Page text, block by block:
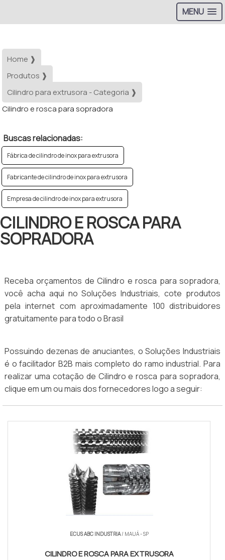
MENU
Home ❱
Produtos ❱
Cilindro para extrusora - Categoria ❱
Cilindro e rosca para sopradora
Buscas relacionadas:
Fábrica de cilindro de inox para extrusora
Fabricante de cilindro de inox para extrusora
Empresa de cilindro de inox para extrusora
CILINDRO E ROSCA PARA
SOPRADORA
Receba orçamentos de Cilindro e rosca para sopradora,
você acha aqui no Soluções Industriais, cote produtos
pela internet com aproximadamente 100 distribuidores
gratuitamente para todo o Brasil
Possuindo dezenas de anuciantes, o Soluções Industriais
é o facilitador B2B mais completo do ramo industrial. Para
realizar uma cotação de Cilindro e rosca para sopradora,
clique em um ou mais dos fornecedores logo a seguir:
ECUS ABC INDUSTRIA/ MAUÁ - SP
CILINDRO E ROSCA PARA EXTRUSORA